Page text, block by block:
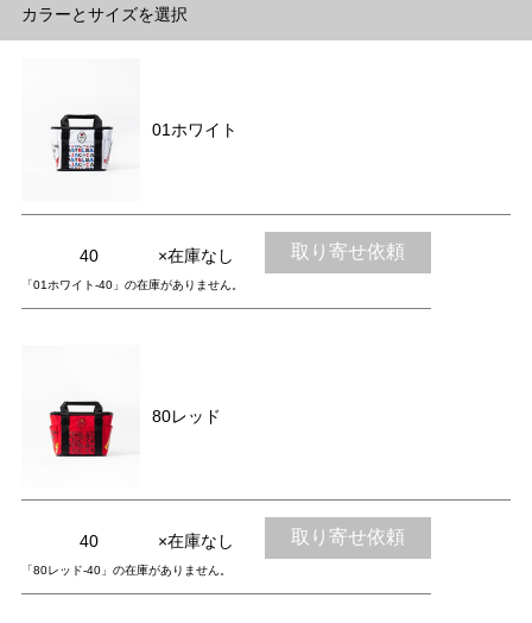
カラーとサイズを選択
01ホワイト
40 ×在庫なし 取り寄せ依頼
「01ホワイト-40」の在庫がありません。
80レッド
40 ×在庫なし 取り寄せ依頼
「80レッド-40」の在庫がありません。